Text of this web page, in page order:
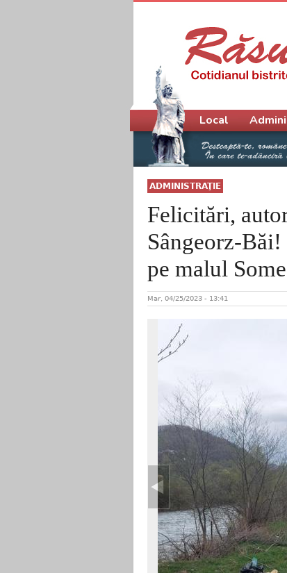
ADMINISTRAŢIE
Felicitări,
Sângeorz-Băi!
pe malul
Mar, 04/25/2023 - 13:41
Meniu principal
Local